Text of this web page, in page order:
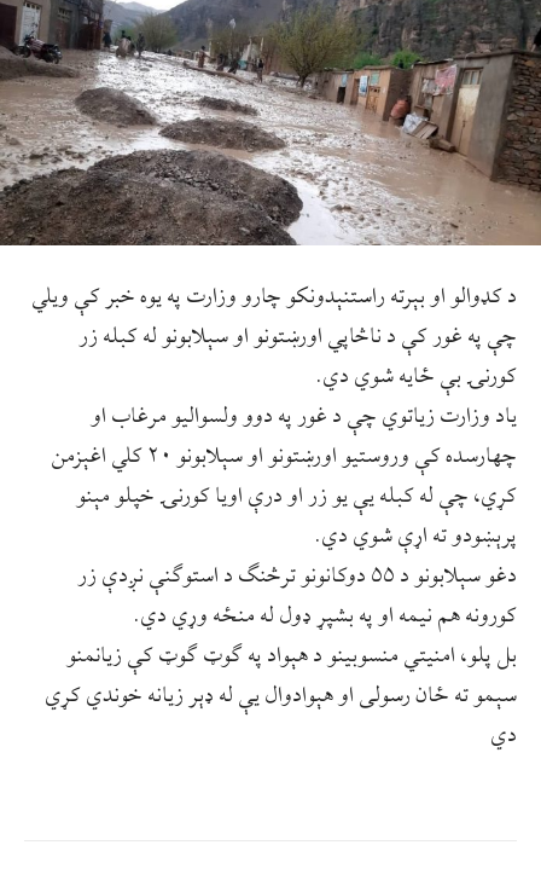
د کډوالو او بېرته راستنېدونکو چارو وزارت په یوه خبر کې ویلي
چې په غور کې د ناڅاپي اورښتونو او سېلابونو له کبله زر
کورنۍ بې ځایه شوي دي.
یاد وزارت زیاتوي چې د غور په دوو ولسوالیو مرغاب او
چهارسده کې وروستیو اورښتونو او سېلابونو ۲۰ کلي اغېزمن
کړي، چې له کبله یې یو زر او درې اویا کورنۍ خپلو مېنو
پرېښودو ته اړې شوي دي.
دغو سېلابونو د ۵۵ دوکانونو ترڅنګ د استوګنې نږدې زر
کورونه هم نیمه او په بشپړ ډول له منځه وړي دي.
بل پلو، امنیتي منسوبینو د هېواد په ګوټ ګوټ کې زیانمنو
سېمو ته ځان رسولی او هېوادوال یې له ډېر زیانه خوندي کړي
دي